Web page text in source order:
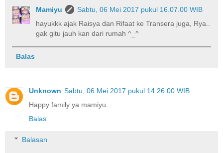
Mamiyu
Sabtu, 06 Mei 2017 pukul 16.07.00 WIB
hayukkk ajak Raisya dan Rifaat ke Transera juga, Rya..
gak gitu jauh kan dari rumah ^_^
Balas
Unknown Sabtu, 06 Mei 2017 pukul 14.26.00 WIB
Happy family ya mamiyu...
Balas
Balasan